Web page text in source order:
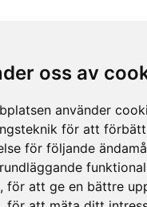
oss av
använder
för att
för följande
, för att ge en bättre